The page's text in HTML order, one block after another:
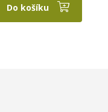
Do košíku